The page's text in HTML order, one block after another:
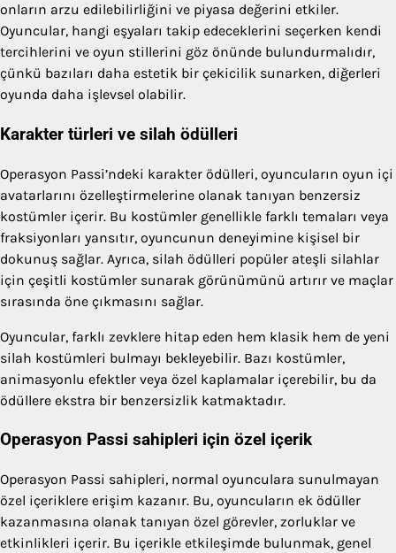
onların arzu edilebilirliğini ve piyasa değerini etkiler.
Oyuncular, hangi eşyaları takip edeceklerini seçerken kendi
tercihlerini ve oyun stillerini göz önünde bulundurmalıdır,
çünkü bazıları daha estetik bir çekicilik sunarken, diğerleri
oyunda daha işlevsel olabilir.
Karakter türleri ve silah ödülleri
Operasyon Passi’ndeki karakter ödülleri, oyuncuların oyun içi
avatarlarını özelleştirmelerine olanak tanıyan benzersiz
kostümler içerir. Bu kostümler genellikle farklı temaları veya
fraksiyonları yansıtır, oyuncunun deneyimine kişisel bir
dokunuş sağlar. Ayrıca, silah ödülleri popüler ateşli silahlar
için çeşitli kostümler sunarak görünümünü artırır ve maçlar
sırasında öne çıkmasını sağlar.
Oyuncular, farklı zevklere hitap eden hem klasik hem de yeni
silah kostümleri bulmayı bekleyebilir. Bazı kostümler,
animasyonlu efektler veya özel kaplamalar içerebilir, bu da
ödüllere ekstra bir benzersizlik katmaktadır.
Operasyon Passi sahipleri için özel içerik
Operasyon Passi sahipleri, normal oyunculara sunulmayan
özel içeriklere erişim kazanır. Bu, oyuncuların ek ödüller
kazanmasına olanak tanıyan özel görevler, zorluklar ve
etkinlikleri içerir. Bu içerikle etkileşimde bulunmak, genel